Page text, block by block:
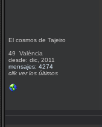
El cosmos de Tajeiro
49 València
desde: dic, 2011
mensajes: 4274
clik ver los últimos